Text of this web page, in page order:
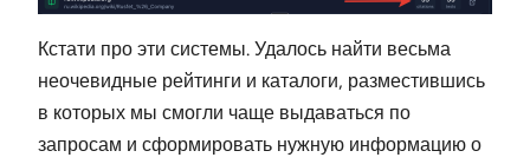
Кстати про эти системы. Удалось найти весьма
неочевидные рейтинги и каталоги, разместившись
в которых мы смогли чаще выдаваться по
запросам и сформировать нужную информацию о